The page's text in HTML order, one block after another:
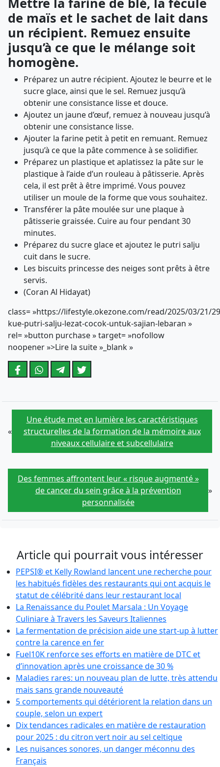
de maïs et le sachet de lait dans
un récipient. Remuez ensuite
jusqu’à ce que le mélange soit
homogène.
Préparez un autre récipient. Ajoutez le beurre et le
sucre glace, ainsi que le sel. Remuez jusqu’à
obtenir une consistance lisse et douce.
Ajoutez un jaune d’œuf, remuez à nouveau jusqu’à
obtenir une consistance lisse.
Ajouter la farine petit à petit en remuant. Remuez
jusqu’à ce que la pâte commence à se solidifier.
Préparez un plastique et aplatissez la pâte sur le
plastique à l’aide d’un rouleau à pâtisserie. Après
cela, il est prêt à être imprimé. Vous pouvez
utiliser un moule de la forme que vous souhaitez.
Transférer la pâte moulée sur une plaque à
pâtisserie graissée. Cuire au four pendant 30
minutes.
Préparez du sucre glace et ajoutez le putri salju
cuit dans le sucre.
Les biscuits princesse des neiges sont prêts à être
servis.
(Coran Al Hidayat)
class= »https://lifestyle.okezone.com/read/2025/03/21/
kue-putri-salju-lezat-cocok-untuk-sajian-lebaran »
rel= »button purchase » target= »nofollow
noopener »>Lire la suite »_blank »
«
Une étude met en lumière les caractéristiques
structurelles de la formation de la mémoire aux
niveaux cellulaire et subcellulaire
Des femmes affrontent leur « risque augmenté »
de cancer du sein grâce à la prévention
personnalisée
»
Article qui pourrait vous intéresser
PEPSI® et Kelly Rowland lancent une recherche pour
les habitués fidèles des restaurants qui ont acquis le
statut de célébrité dans leur restaurant local
La Renaissance du Poulet Marsala : Un Voyage
Culiniare à Travers les Saveurs Italiennes
La fermentation de précision aide une start-up à lutter
contre la carence en fer
Fuel10K renforce ses efforts en matière de DTC et
d’innovation après une croissance de 30 %
Maladies rares: un nouveau plan de lutte, très attendu
mais sans grande nouveauté
5 comportements qui détériorent la relation dans un
couple, selon un expert
Dix tendances radicales en matière de restauration
pour 2025 : du citron vert noir au sel celtique
Les nuisances sonores, un danger méconnu des
Français